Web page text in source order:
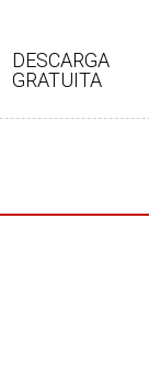
DESCARGA
GRATUITA